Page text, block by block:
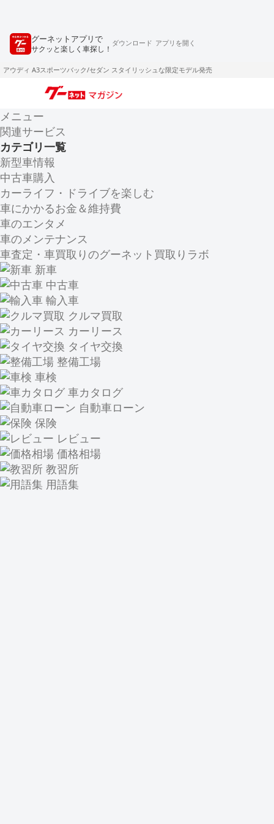
グーネットアプリで
サクッと楽しく車探し！
ダウンロード アプリを開く
アウディ A3スポーツバック/セダン スタイリッシュな限定モデル発売
メニュー
関連サービス
カテゴリ一覧
新型車情報
中古車購入
カーライフ・ドライブを楽しむ
車にかかるお金＆維持費
車のエンタメ
車のメンテナンス
車査定・車買取りのグーネット買取りラボ
新車
中古車
輸入車
クルマ買取
カーリース
タイヤ交換
整備工場
車検
車カタログ
自動車ローン
保険
レビュー
価格相場
教習所
用語集